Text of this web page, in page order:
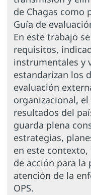
de Chagas como
Guía de
En este trabajo
requisitos,
instrumentales y
estandarizan los
evaluación
organizacional,
resultados del
guarda plena
estrategias,
en este
de acción para la
atención de la
OPS.